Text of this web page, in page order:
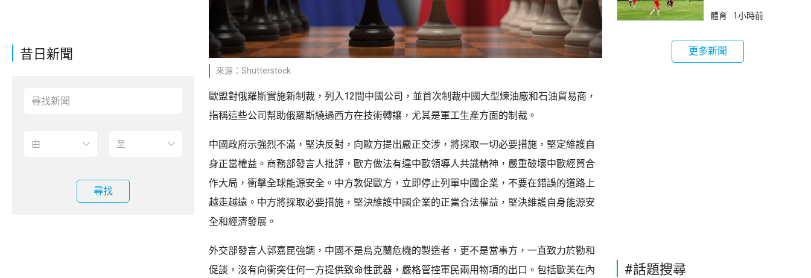
昔日新聞
尋找
來源：Shutterstock
歐盟對俄羅斯實施新制裁，列入12間中國公司，並首次制裁中國大型煉油廠和石油貿易商，
指稱這些公司幫助俄羅斯繞過西方在技術轉讓，尤其是軍工生產方面的制裁。
中國政府示強烈不滿，堅決反對，向歐方提出嚴正交涉，將採取一切必要措施，堅定維護自
身正當權益。商務部發言人批評，歐方做法有違中歐領導人共識精神，嚴重破壞中歐經貿合
作大局，衝擊全球能源安全。中方敦促歐方，立即停止列單中國企業，不要在錯誤的道路上
越走越遠。中方將採取必要措施，堅決維護中國企業的正當合法權益，堅決維護自身能源安
全和經濟發展。
外交部發言人郭嘉昆強調，中國不是烏克蘭危機的製造者，更不是當事方，一直致力於勸和
促談，沒有向衝突任何一方提供致命性武器，嚴格管控軍民兩用物項的出口。包括歐美在內
體育 1小時前
更多新聞
#話題搜尋